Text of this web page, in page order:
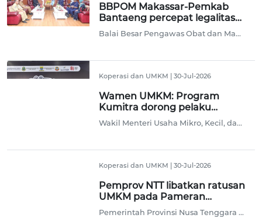
BBPOM Makassar-Pemkab
Bantaeng percepat legalitas
UMKM
Balai Besar Pengawas Obat dan Makanan (BBPOM) di Makassar berkolaborasi dengan Pemerintah Kabupaten Bantaeng untuk memperkuat perlindungan masyarakat melalui percepatan legalitas produk usaha mikro, kecil, dan menengah (UMKM) di daerah tersebut.
Koperasi dan UMKM |30-Jul-2026
Wamen UMKM: Program
Kumitra dorong pelaku
UMKM naik kelas
Wakil Menteri Usaha Mikro, Kecil, dan Menengah (UMKM) Helvi Yuni Moraza mengatakan program Kemudahan Usaha Mikro untuk Bermitra (Kumitra) menjadi salah satu upaya pemerintah untuk mendorong pelaku UMKM naik kelas melalui penguatan kolaborasi, akses pembiayaan, dan perluasan pasar.
Koperasi dan UMKM |30-Jul-2026
Pemprov NTT libatkan ratusan
UMKM pada Pameran
Pembangunan 2026
Pemerintah Provinsi Nusa Tenggara Timur (Pemprov NTT) melibatkan ratusan pelaku usaha mikro, kecil, dan menengah (UMKM) pada Pameran Pembangunan NTT 2026 guna mendorong perputaran ekonomi daerah pada peringatan HUT Ke-81 Republik Indonesia.